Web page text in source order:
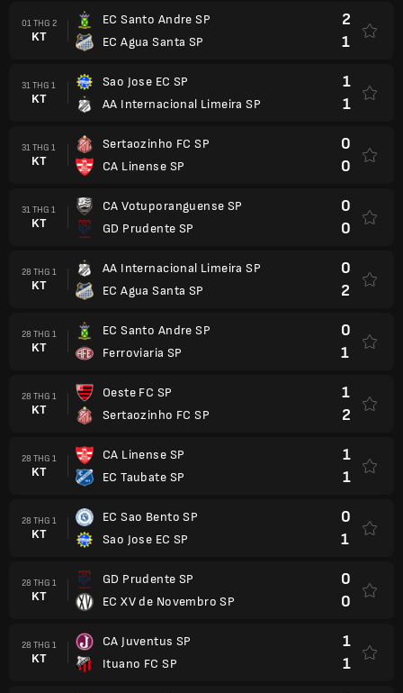
01 THG 2
KT
EC Santo Andre SP
EC Agua Santa SP
2
1
31 THG 1
KT
Sao Jose EC SP
AA Internacional Limeira SP
1
1
31 THG 1
KT
Sertaozinho FC SP
CA Linense SP
0
0
31 THG 1
KT
CA Votuporanguense SP
GD Prudente SP
0
0
28 THG 1
KT
AA Internacional Limeira SP
EC Agua Santa SP
0
2
28 THG 1
KT
EC Santo Andre SP
Ferroviaria SP
0
1
28 THG 1
KT
Oeste FC SP
Sertaozinho FC SP
1
2
28 THG 1
KT
CA Linense SP
EC Taubate SP
1
1
28 THG 1
KT
EC Sao Bento SP
Sao Jose EC SP
0
1
28 THG 1
KT
GD Prudente SP
EC XV de Novembro SP
0
0
28 THG 1
KT
CA Juventus SP
Ituano FC SP
1
1